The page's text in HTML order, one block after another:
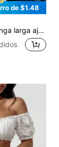
de $1.48
elástica, adecuada para verano y primavera, color blanco